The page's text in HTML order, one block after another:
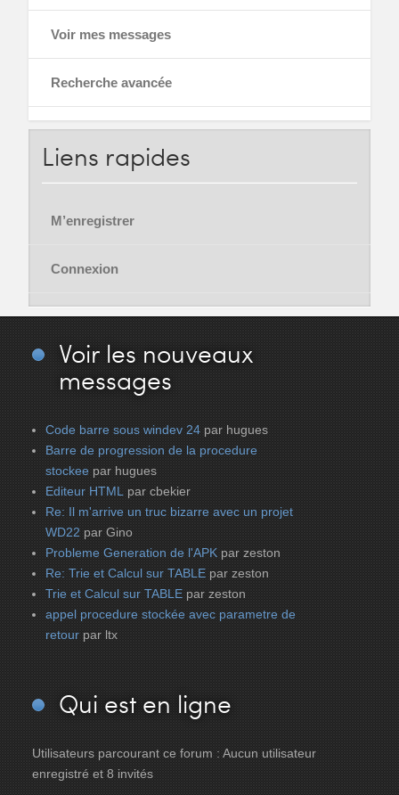
Voir mes messages
Recherche avancée
Liens rapides
M’enregistrer
Connexion
Voir les nouveaux
messages
Code barre sous windev 24 par hugues
Barre de progression de la procedure
stockee par hugues
Editeur HTML par cbekier
Re: Il m'arrive un truc bizarre avec un projet
WD22 par Gino
Probleme Generation de l'APK par zeston
Re: Trie et Calcul sur TABLE par zeston
Trie et Calcul sur TABLE par zeston
appel procedure stockée avec parametre de
retour par ltx
Qui est en ligne
Utilisateurs parcourant ce forum : Aucun utilisateur
enregistré et 8 invités